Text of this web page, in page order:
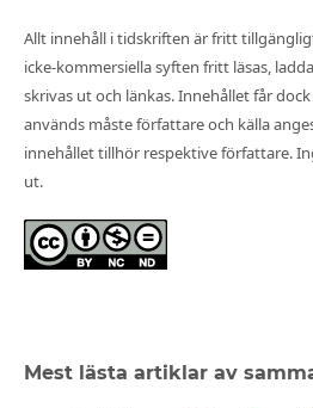
Allt innehåll i tidskriften är fritt
icke-kommersiella syften fritt läsas,
skrivas ut och länkas. Innehållet får
används måste författare och källa
innehållet tillhör respektive författare.
ut.
Mest lästa artiklar av